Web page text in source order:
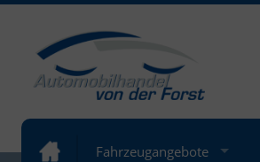
Fahrzeugangebote